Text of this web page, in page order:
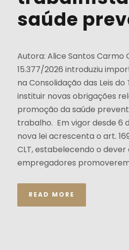
saúde
Autora: Alice Santos Carmo
15.377/2026 introduziu
na Consolidação das Leis
instituir novas obrigações
promoção da saúde
trabalho. Em vigor desde 6
nova lei acrescenta o art.
CLT, estabelecendo o dever
empregadores
READ MORE